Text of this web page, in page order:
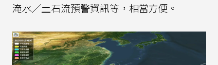
淹水／土石流預警資訊等，相當方便。